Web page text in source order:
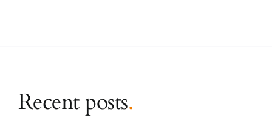
Recent posts.